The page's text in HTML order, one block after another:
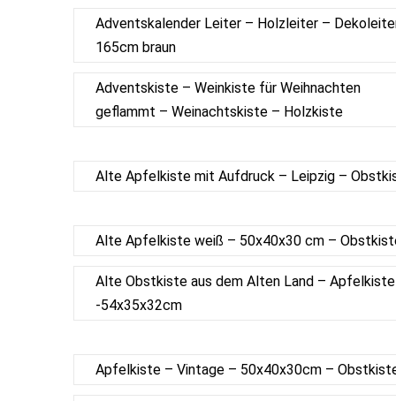
Adventskalender Leiter – Holzleiter –
165cm braun
Adventskiste – Weinkiste für Weihnachten
geflammt – Weinachtskiste – Holzkiste
Alte Apfelkiste mit Aufdruck – Leipzig –
Alte Apfelkiste weiß – 50x40x30 cm –
Alte Obstkiste aus dem Alten Land – Apfelkiste
-54x35x32cm
Apfelkiste – Vintage – 50x40x30cm –